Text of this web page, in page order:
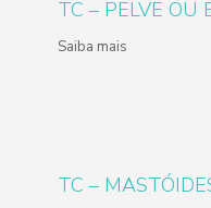
TC – PELVE OU
Saiba mais
TC –